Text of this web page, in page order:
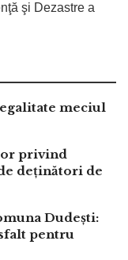
şi Dezastre a
meciul
privind
deținători de
Dudești:
pentru